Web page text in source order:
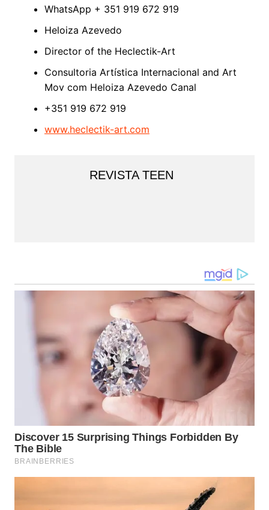
WhatsApp + 351 919 672 919
Heloiza Azevedo
Director of the Heclectik-Art
Consultoria Artística Internacional and Art
Mov com Heloiza Azevedo Canal
+351 919 672 919
www.heclectik-art.com
REVISTA TEEN